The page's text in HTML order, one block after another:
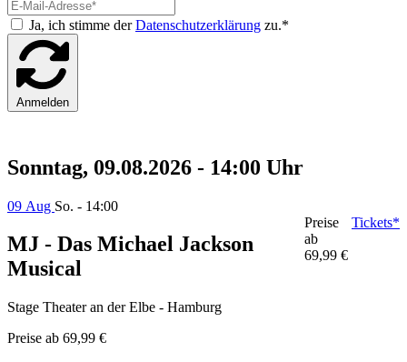
Ja, ich stimme derDatenschutzerklärung zu.*
Anmelden
Sonntag, 09.08.2026 - 14:00 Uhr
09 Aug So. - 14:00
MJ - Das Michael Jackson
Musical
Stage Theater an der Elbe - Hamburg
Preise ab 69,99 €
Preise
ab
69,99 €
Tickets*